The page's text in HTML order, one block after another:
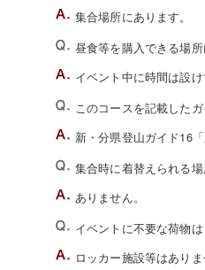
集合場所にあります。
昼食等を購入できる場所
イベント中に時間は設け
このコースを記載した
新・分県登山ガイド16
集合時に着替えられる場
ありません。
イベントに不要な荷物は
ロッカー施設等はあり